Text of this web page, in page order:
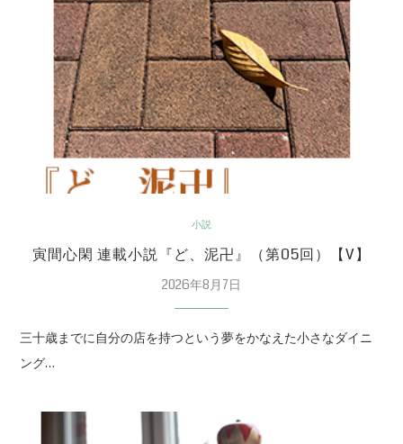
小説
寅間心閑 連載小説『ど、泥卍』（第05回）【V】
2026年8月7日
三十歳までに自分の店を持つという夢をかなえた小さなダイニ
ング…